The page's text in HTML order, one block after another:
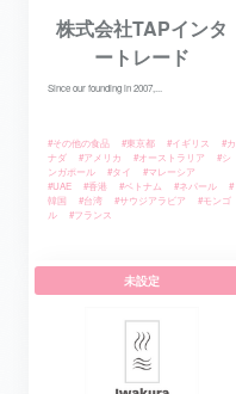
株式会社TAPインタ
ートレード
Since our founding in 2007,...
#その他の食品 #東京都 #イギリス
#カ
ナダ
#アメリカ #オーストラリア
#シ
ンガポール
#タイ
#マレーシア
#UAE
#香港 #ベトナム #ネパール
#
韓国
#台湾 #サウジアラビア
#モンゴ
ル
#フランス
未設定